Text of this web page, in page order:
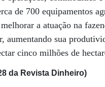
de 700 equipamentos
a atuação na
aumentando sua
cinco milhões de
da Revista Dinheiro)